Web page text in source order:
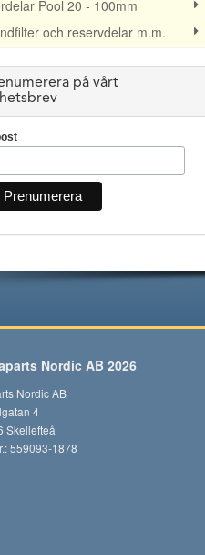
Pool 20 - 100mm
och reservdelar m.m.
på vårt
Nordic AB 2026
Nordic AB
4
Skellefteå
559093-1878